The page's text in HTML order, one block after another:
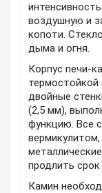
воздушную и
копоти.
дыма и огня.
Корпус печи-
термостойкой
двойные
(2,5 мм),
функцию. Все
продлить
Камин